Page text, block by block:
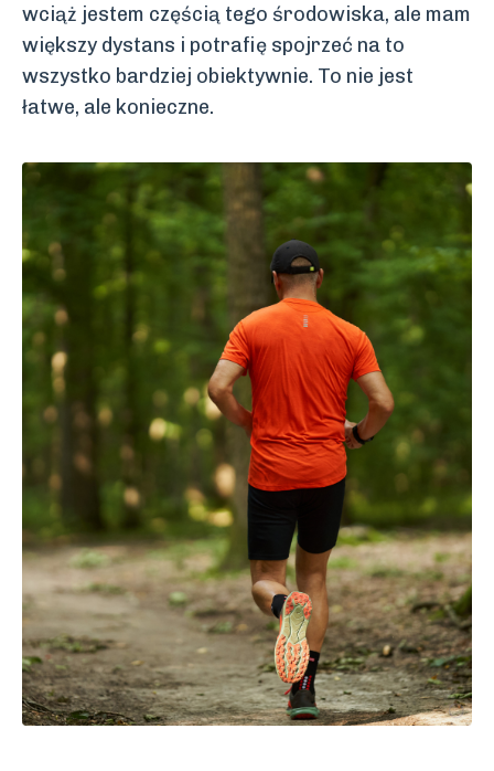
wciąż jestem częścią tego środowiska, ale mam
większy dystans i potrafię spojrzeć na to
wszystko bardziej obiektywnie. To nie jest
łatwe, ale konieczne.